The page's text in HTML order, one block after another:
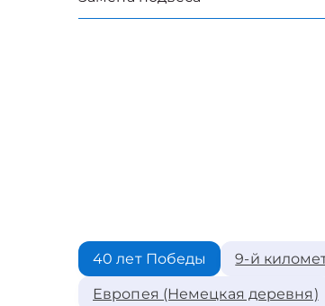
40 лет Победы 9-й
Европея (Немецкая деревня)